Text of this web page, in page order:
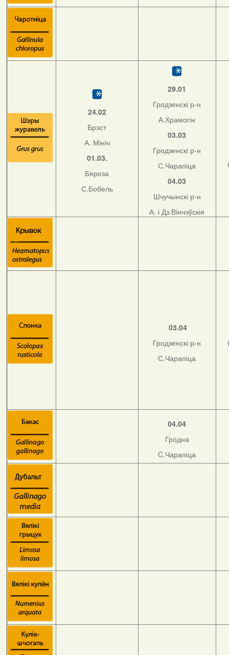
24.02
Брэст
А. Мініч
01.03.
Бяроза
С.Бобель
29.01
Гродзенскі р-н
А.Храмогін
03.03
Гродзенскі р-н
С.Чарапіца
04.03
Шчучынскі р-н
А. і Дз.Вінчэўскія
03.04
Гродзенскі р-н
С.Чарапіца
04.04
Гродна
C.Чарапіца